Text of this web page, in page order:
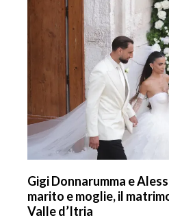
Gigi Donnarumma e
marito e moglie, il
Valle d’Itria